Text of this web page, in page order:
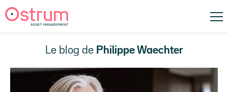
Le blog de Philippe Waechter